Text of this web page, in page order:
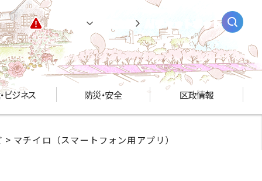
緊急情報 AIチャットボット
ビジネス 防災・安全 区政情報
> マチイロ（スマートフォン用アプリ）